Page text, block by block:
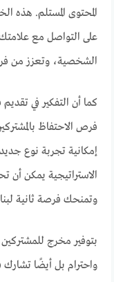
المحتوى المستلم. هذه
على التواصل مع
الشخصية، وتعزز من
كما أن التفكير في
فرص الاحتفاظ
إمكانية تجربة نوع
الاستراتيجية يمكن أن
وتمنحك فرصة ثانية
بتوفير مخرج
واحترام بل أيضًا تشارك